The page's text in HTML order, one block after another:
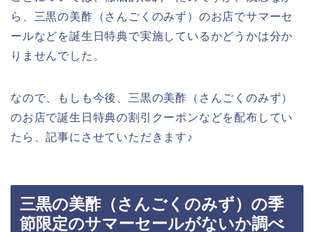
ら、三黒の美酢（さんごくのみず）のお店でサマーセ
ールなどを誕生日特典で実施しているかどうかは分か
りませんでした。
なので、もしも今後、三黒の美酢（さんごくのみず）
のお店で誕生日特典の割引クーポンなどを配布してい
たら、記事にさせていただきます♪
三黒の美酢（さんごくのみず）の季
節限定のサマーセールがないか調べ